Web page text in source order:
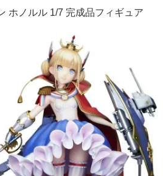
ホノルル 1/7 完成品フィギュア